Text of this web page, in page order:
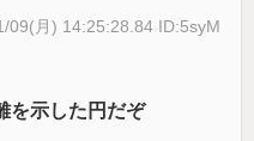
09(月) 14:25:28.84 ID:5syM
を示した円だぞ